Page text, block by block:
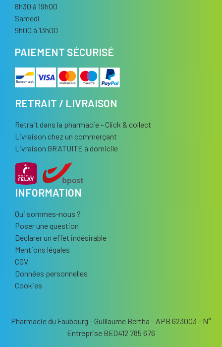
8h30 à 19h00
Samedi
9h00 à 13h00
PAIEMENT SÉCURISÉ
RETRAIT / LIVRAISON
Retrait dans la pharmacie - Click & collect
Livraison chez un commerçant
Livraison GRATUITE à domicile
INFORMATION
Qui sommes-nous ?
Poser une question
Déclarer un effet indésirable
Mentions légales
CGV
Données personnelles
Cookies
Pharmacie du Faubourg - Guillaume Bertha - APB 623003 - N°
Entreprise BE0412 785 676